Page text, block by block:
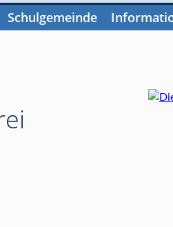
Schulgemeinde